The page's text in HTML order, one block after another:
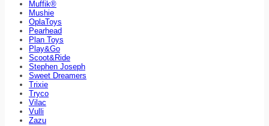
Muffik®
Mushie
OplaToys
Pearhead
Plan Toys
Play&Go
Scoot&Ride
Stephen Joseph
Sweet Dreamers
Trixie
Tryco
Vilac
Vulli
Zazu